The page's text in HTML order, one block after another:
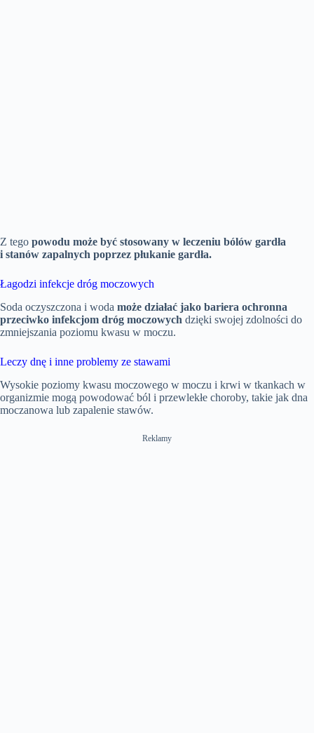
Z tego powodu może być stosowany w leczeniu bólów gardła
i stanów zapalnych poprzez płukanie gardła.
Łagodzi infekcje dróg moczowych
Soda oczyszczona i woda może działać jako bariera ochronna
przeciwko infekcjom dróg moczowych dzięki swojej zdolności do
zmniejszania poziomu kwasu w moczu.
Leczy dnę i inne problemy ze stawami
Wysokie poziomy kwasu moczowego w moczu i krwi w tkankach w
organizmie mogą powodować ból i przewlekłe choroby, takie jak dna
moczanowa lub zapalenie stawów.
Reklamy